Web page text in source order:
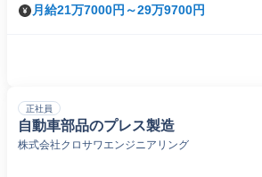
月給21万7000円～29万9700円
正社員
自動車部品のプレス製造
株式会社クロサワエンジニアリング